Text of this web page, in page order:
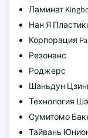
Ламинат
Нан Я
Корпорация
Резонанс
Роджерс
Шаньдун
Технология
Сумитомо
Тайвань